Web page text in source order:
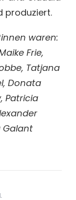
produziert.
waren:
Frie,
Tatjana
Donata
Patricia
Galant